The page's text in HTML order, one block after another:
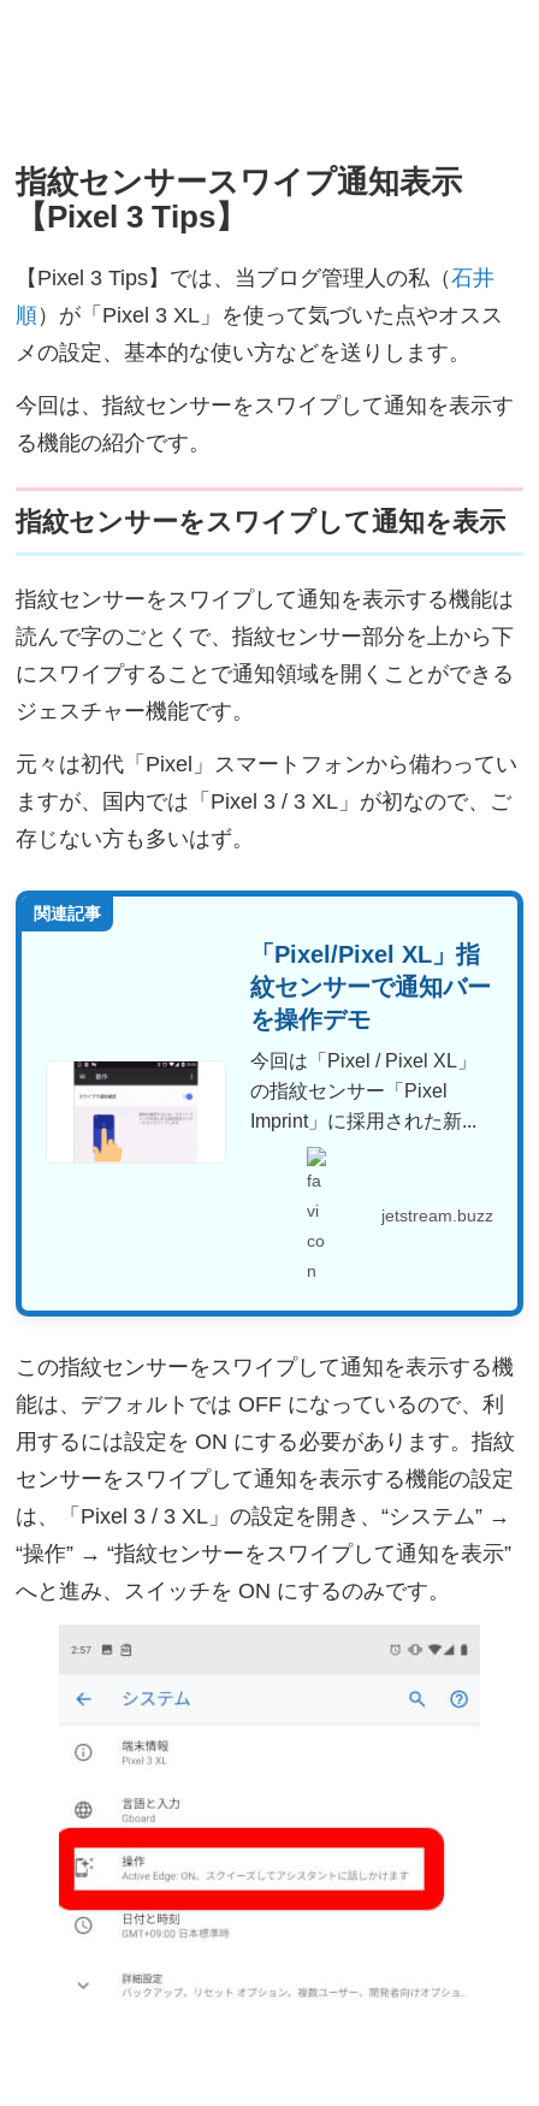
指紋センサースワイプ通知表示
【Pixel 3 Tips】
【Pixel 3 Tips】では、当ブログ管理人の私（石井
順）が「Pixel 3 XL」を使って気づいた点やオスス
メの設定、基本的な使い方などを送りします。
今回は、指紋センサーをスワイプして通知を表示す
る機能の紹介です。
指紋センサーをスワイプして通知を表示
指紋センサーをスワイプして通知を表示する機能は
読んで字のごとくで、指紋センサー部分を上から下
にスワイプすることで通知領域を開くことができる
ジェスチャー機能です。
元々は初代「Pixel」スマートフォンから備わってい
ますが、国内では「Pixel 3 / 3 XL」が初なので、ご
存じない方も多いはず。
関連記事
「Pixel/Pixel XL」指
紋センサーで通知バー
を操作デモ
今回は「Pixel / Pixel XL」
の指紋センサー「Pixel
Imprint」に採用された新...
jetstream.buzz
この指紋センサーをスワイプして通知を表示する機
能は、デフォルトでは OFF になっているので、利
用するには設定を ON にする必要があります。指紋
センサーをスワイプして通知を表示する機能の設定
は、「Pixel 3 / 3 XL」の設定を開き、“システム” →
“操作” → “指紋センサーをスワイプして通知を表示”
へと進み、スイッチを ON にするのみです。